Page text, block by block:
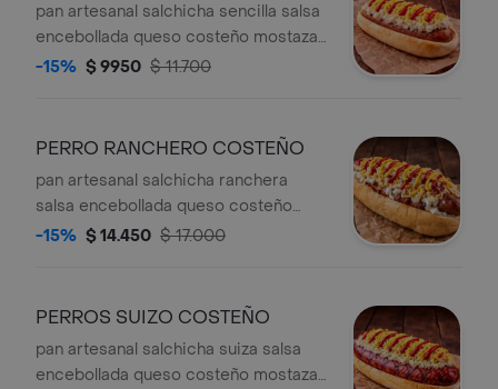
pan artesanal salchicha sencilla salsa
encebollada queso costeño mostaza
salsa de tomate ripio de papa.
-15% $ 9950 $ 11.700
PERRO RANCHERO COSTEÑO
pan artesanal salchicha ranchera
salsa encebollada queso costeño
mostaza salsa de tomate ripio de
-15% $ 14.450 $ 17.000
PERROS SUIZO COSTEÑO
pan artesanal salchicha suiza salsa
encebollada queso costeño mostaza